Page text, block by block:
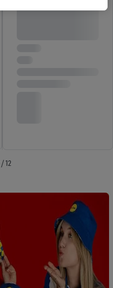
/ 12
te voegen, maar het niet te
en verschillende Lidl-
andere
waarover Criteo
of Lidl-diensten aan u
doeleinden toestaan en
u alleen het gebruik van de
Door op “aanvaarden” te